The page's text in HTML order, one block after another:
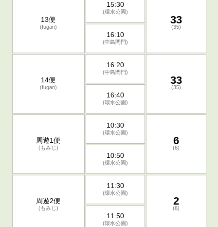
13便
(fugan)
15:30
(環水公園)
33
(35)
16:10
(中島閘門)
14便
(fugan)
16:20
(中島閘門)
33
(35)
16:40
(環水公園)
周遊1便
(もみじ)
10:30
(環水公園)
6
(6)
10:50
(環水公園)
周遊2便
(もみじ)
11:30
(環水公園)
2
(6)
11:50
(環水公園)